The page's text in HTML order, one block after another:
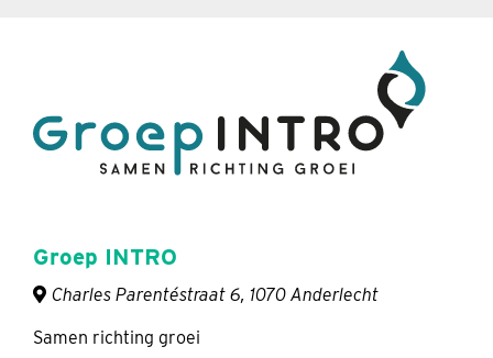
Groep INTRO
Charles Parentéstraat 6, 1070 Anderlecht
Samen richting groei